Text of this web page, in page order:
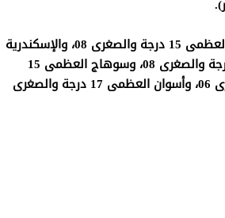
وبالنسبة لدرجات الحرارة اليوم الخميس: القاهرة العظمى 15 درجة والصغرى 08، والإسكندرية
العظمى 15 والصغرى 08، ومطروح العظمى 15 درجة والصغرى 08، وسوهاج العظمى 15
درجة والصغرى 05، وقنا العظمى 17 درجة والصغرى 06، وأسوان العظمى 17 درجة والصغرى